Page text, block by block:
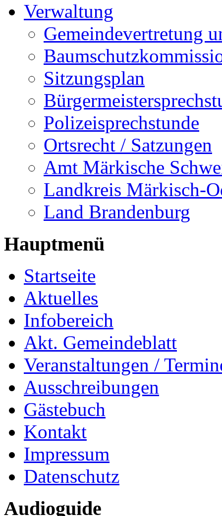
Verwaltung
Gemeindevertretung
Sitzungsplan
Polizeisprechstunde
Ortsrecht / Satzungen
Amt Märkische
Landkreis Märkisch-
Land Brandenburg
Hauptmenü
Startseite
Aktuelles
Infobereich
Akt. Gemeindeblatt
Veranstaltungen /
Ausschreibungen
Gästebuch
Kontakt
Impressum
Datenschutz
Audioguide